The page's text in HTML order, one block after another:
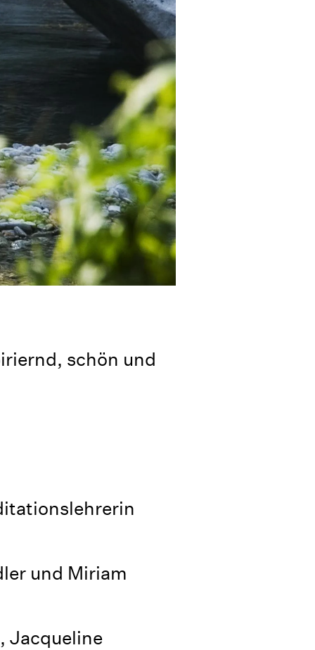
schön und
und Miriam
Jacqueline